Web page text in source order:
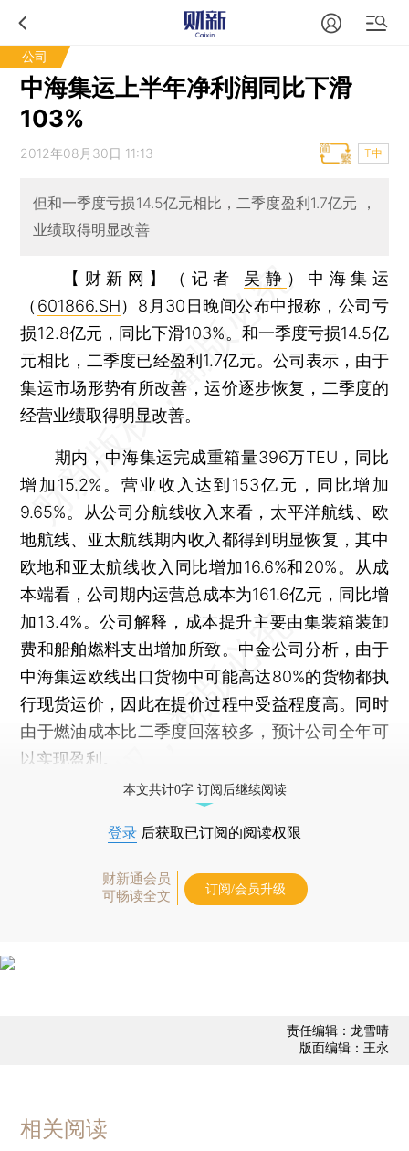
公司
中海集运上半年净利润同比下滑
103%
2012年08月30日 11:13 T中
但和一季度亏损14.5亿元相比，二季度盈利1.7亿元 ，
业绩取得明显改善
【财新网】（记者 吴静 ） 中海集运
（ 601866.SH）8月30日晚间公布中报称，公司亏
损12.8亿元，同比下滑103%。和一季度亏损14.5亿
元相比，二季度已经盈利1.7亿元。公司表示，由于
集运市场形势有所改善，运价逐步恢复，二季度的
经营业绩取得明显改善。
期内，中海集运完成重箱量396万TEU，同比
增加15.2%。营业收入达到153亿元，同比增加
9.65%。从公司分航线收入来看，太平洋航线、欧
地航线、亚太航线期内收入都得到明显恢复，其中
欧地和亚太航线收入同比增加16.6%和20%。从成
本端看，公司期内运营总成本为161.6亿元，同比增
加13.4%。公司解释，成本提升主要由集装箱装卸
费和船舶燃料支出增加所致。中金公司分析，由于
中海集运欧线出口货物中可能高达80%的货物都执
行现货运价，因此在提价过程中受益程度高。同时
由于燃油成本比二季度回落较多，预计公司全年可
以实现盈利。
本文共计0字 订阅后继续阅读
登录 后获取已订阅的阅读权限
财新通会员
可畅读全文
订阅/会员升级
责任编辑：龙雪晴
版面编辑：王永
相关阅读